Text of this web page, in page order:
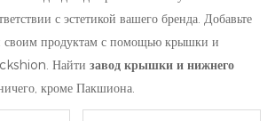
с эстетикой вашего бренда. Добавьте
своим продуктам с помощью крышки и
Найти завод крышки и нижнего
кроме Пакшиона.